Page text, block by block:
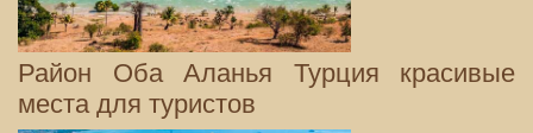
Район Оба Аланья Турция красивые
места для туристов